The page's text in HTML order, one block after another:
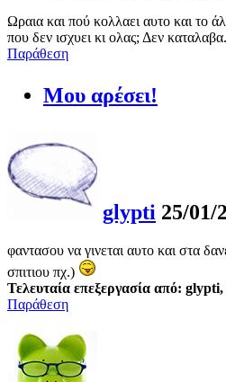
Ωραια και πού κολλαει αυτο και το
που δεν ισχυει κι ολας; Δεν
Παράθεση
Μου αρέσει!
glypti 25/01/
φαντασου να γινεται αυτο και στα
σπιτιου πχ.)
Τελευταία επεξεργασία από:
Παράθεση